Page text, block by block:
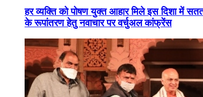
हर व्यक्ति को पोषण युक्त आहार मिले इस दिशा में
के रूपांतरण हेतु नवाचार पर वर्चुअल कांफ्रेंस